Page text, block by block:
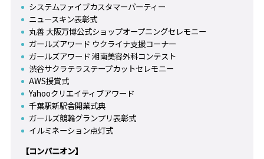
システムファイブカスタマーパーティー
ニュースキン表彰式
丸善 大阪万博公式ショップオープニングセレモニー
ガールズアワード ウクライナ支援コーナー
ガールズアワード 湘南美容外科コンテスト
渋谷サクラテラステープカットセレモニー
AWS授賞式
Yahooクリエイティブアワード
千葉駅新駅舎開業式典
ガールズ競輪グランプリ表彰式
イルミネーション点灯式
【コンパニオン】